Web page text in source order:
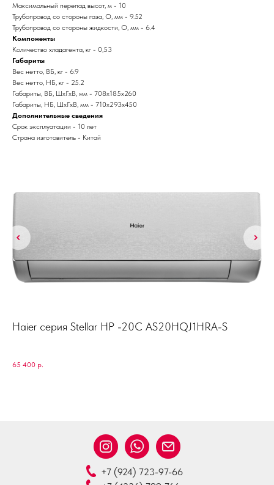
Максимальный перепад высот, м - 10
Трубопровод со стороны газа, O, мм - 9.52
Трубопровод со стороны жидкости, O, мм - 6.4
Компоненты
Количество хладагента, кг - 0,53
Габариты
Вес нетто, ВБ, кг - 6.9
Вес нетто, НБ, кг - 25.2
Габариты, ВБ, ШхГхВ, мм - 708x185x260
Габариты, НБ, ШхГхВ, мм - 710x293x450
Дополнительные сведения
Срок эксплуатации - 10 лет
Страна изготовитель - Китай
Haier серия Stellar HP -20C AS20HQJ1HRA-S
65 400 р.
+7 (924) 723-97-66